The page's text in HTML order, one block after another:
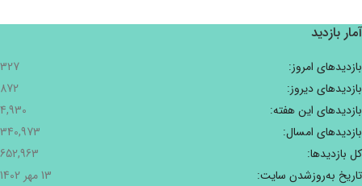
آمار بازدید
بازدیدهای امروز:
327
بازدیدهای دیروز:
872
بازدیدهای این هفته:
4,930
بازدیدهای امسال:
340,973
کل بازدیدها:
652,963
تاریخ به‌روزشدن سایت:
13 مهر 1402